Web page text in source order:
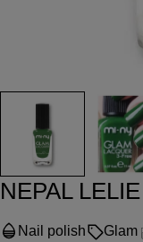
NEPAL LELIE
Nail polish Glam